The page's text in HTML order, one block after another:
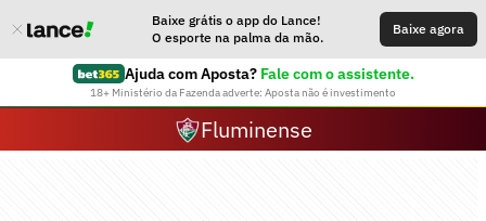
Baixe grátis o app do Lance!
O esporte na palma da mão.
Baixe agora
Ajuda com Aposta? Fale com o assistente.
18+ Ministério da Fazenda adverte: Aposta não é investimento
Fluminense